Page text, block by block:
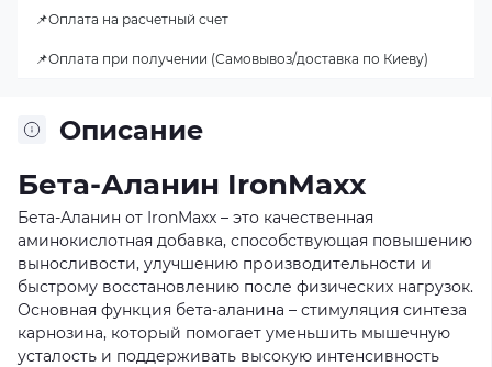
Описание
Бета-Аланин IronMaxx
Бета-Аланин от IronMaxx – это качественная
аминокислотная добавка, способствующая повышению
выносливости, улучшению производительности и
быстрому восстановлению после физических нагрузок.
Основная функция бета-аланина – стимуляция синтеза
карнозина, который помогает уменьшить мышечную
усталость и поддерживать высокую интенсивность
📌Оплата на расчетный счет
📌Оплата при получении (Самовывоз/доставка по Киеву)